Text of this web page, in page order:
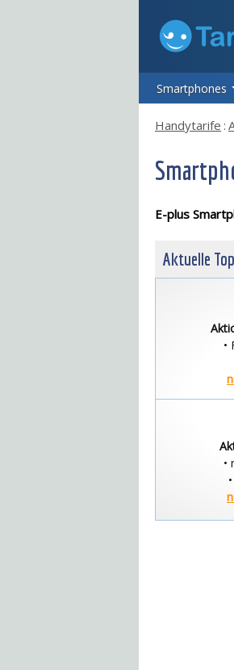
Smartphones
Handytarife :
E-plus
Aktuelle
•
•